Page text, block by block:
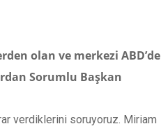
olan ve merkezi ABD’de
Sorumlu Başkan
verdiklerini soruyoruz. Miriam